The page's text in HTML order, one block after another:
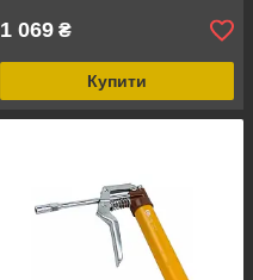
1 069 ₴
Купити